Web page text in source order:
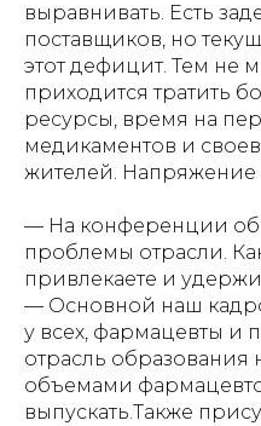
выравнивать. Есть
поставщиков, но
этот дефицит. Тем не
приходится тратить
ресурсы, время на
медикаментов и
жителей. Напряжение
— На конференции
проблемы отрасли.
привлекаете и
— Основной наш
у всех, фармацевты и
отрасль образования
объемами
выпускать.Также